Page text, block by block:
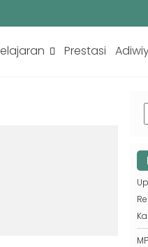
Prestasi